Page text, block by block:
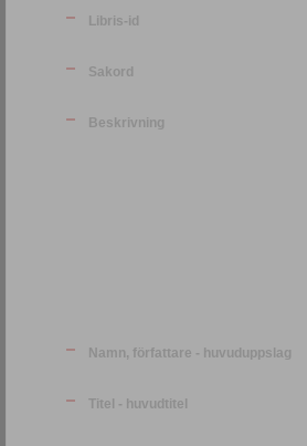
Libris-id
Sakord
Beskrivning
Namn, författare - huvuduppslag
Titel - huvudtitel